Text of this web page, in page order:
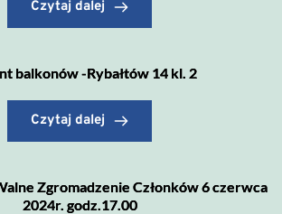
Czytaj dalej
balkonów -Rybałtów 14 kl. 2
Czytaj dalej
Zgromadzenie Członków 6 czerwca
2024r. godz.17.00